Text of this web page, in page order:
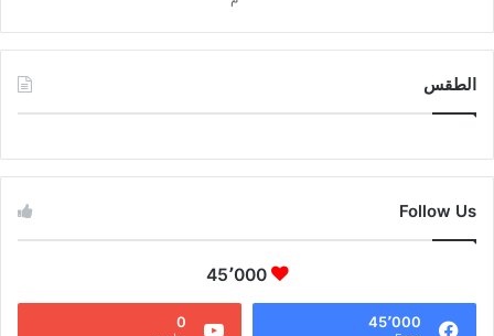
الطقس
Follow Us
45٬000
45٬000 0